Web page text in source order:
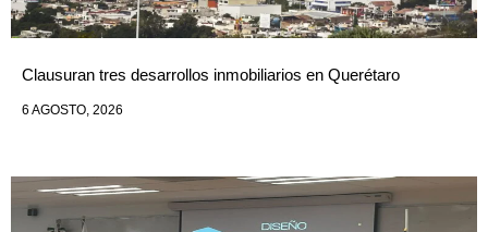
Clausuran tres desarrollos inmobiliarios en Querétaro
6 AGOSTO, 2026